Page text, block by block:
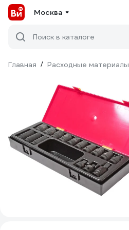
Москва
Поиск в каталоге
Главная / Расходные материалы